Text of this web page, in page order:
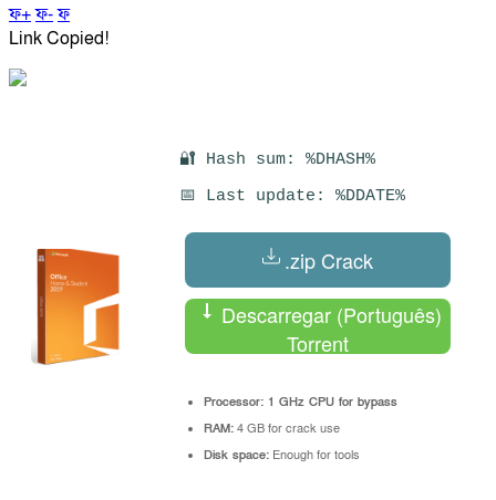
ফ+ফ-ফ
Link Copied!
🔐 Hash sum: %DHASH%
📅 Last update: %DDATE%
.zip Crack
Descarregar (Português)
Torrent
Processor: 1 GHz CPU for bypass
RAM: 4 GB for crack use
Disk space: Enough for tools